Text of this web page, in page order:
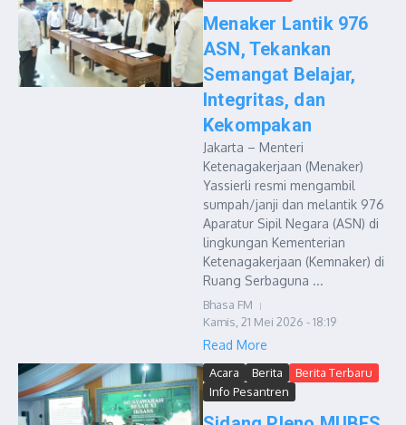
Menaker Lantik 976
ASN, Tekankan
Semangat Belajar,
Integritas, dan
Kekompakan
Jakarta – Menteri
Ketenagakerjaan (Menaker)
Yassierli resmi mengambil
sumpah/janji dan melantik 976
Aparatur Sipil Negara (ASN) di
lingkungan Kementerian
Ketenagakerjaan (Kemnaker) di
Ruang Serbaguna ...
Bhasa FM
Kamis, 21 Mei 2026 - 18:19
Read More
Acara Berita
Berita Terbaru
Info Pesantren